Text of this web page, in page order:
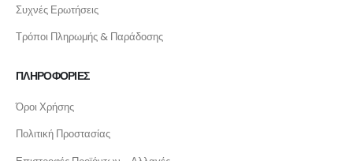
Συχνές Ερωτήσεις
Τρόποι Πληρωμής & Παράδοσης
ΠΛΗΡΟΦΟΡΙΕΣ
Όροι Χρήσης
Πολιτική Προστασίας